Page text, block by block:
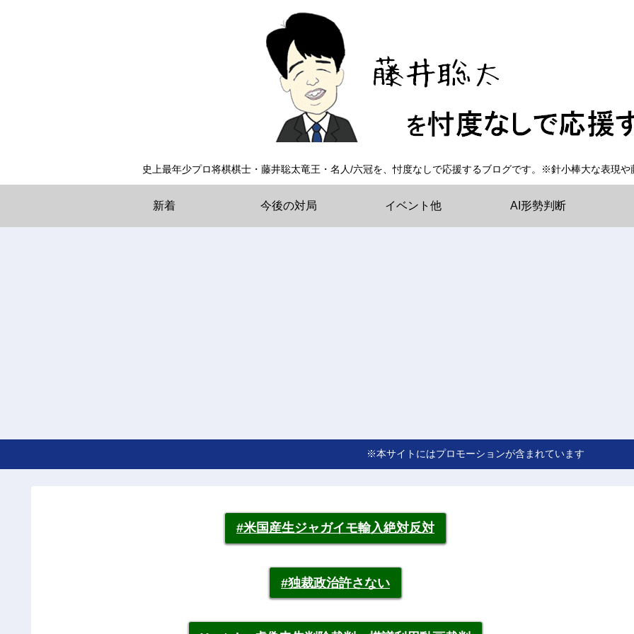
史上最年少プロ将棋棋士・藤井聡太竜王・名人/六冠を、忖度なしで応援するブログです。※針小棒大な表現
新着 今後の対局 イベント他 AI形勢判断
※本サイトにはプロモーションが含まれています
#米国産生ジャガイモ輸入絶対反対
#独裁政治許さない